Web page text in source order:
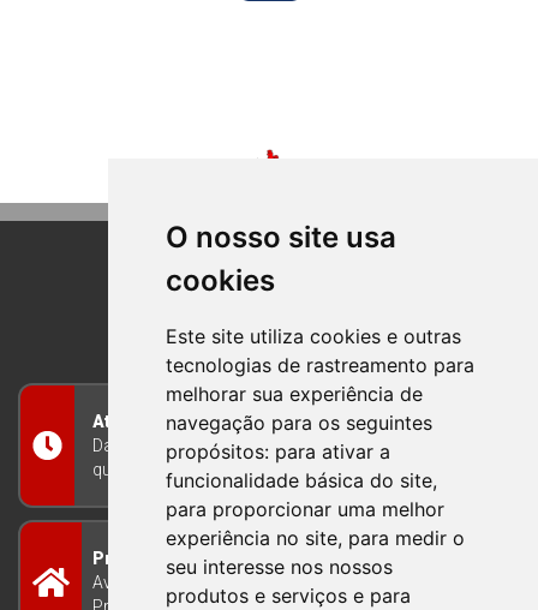
O nosso site usa
cookies
Este site utiliza cookies e outras
tecnologias de rastreamento para
melhorar sua experiência de
navegação para os seguintes
propósitos: para ativar a
funcionalidade básica do site,
para proporcionar uma melhor
experiência no site, para medir o
seu interesse nos nossos
produtos e serviços e para
BOM PRINCIPIO
RIO GRANDE DO SUL
Atendimento
Das 8h às 12h e das 13h às 17h30, de segunda a
quinta-feira, e nas sextas-feiras das 7h às 13h
Prefeitura Municipal
Avenida Guilherme Winter 65 - Centro Bom